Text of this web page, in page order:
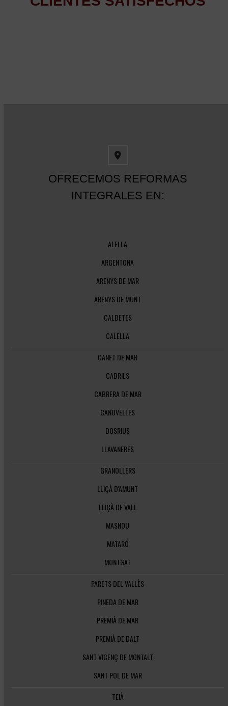
OFRECEMOS REFORMAS
INTEGRALES EN:
ALELLA
ARGENTONA
ARENYS DE MAR
ARENYS DE MUNT
CALDETES
CALELLA
CANET DE MAR
CABRILS
CABRERA DE MAR
CANOVELLES
DOSRIUS
LLAVANERES
GRANOLLERS
LLIÇÀ D'AMUNT
LLIÇÀ DE VALL
MASNOU
MATARÓ
MONTGAT
PARETS DEL VALLÈS
PINEDA DE MAR
PREMIÀ DE MAR
PREMIÀ DE DALT
SANT VICENÇ DE MONTALT
SANT POL DE MAR
TEIÀ